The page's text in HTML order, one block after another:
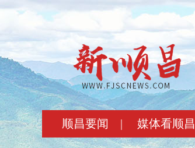
顺昌要闻 | 媒体看顺昌